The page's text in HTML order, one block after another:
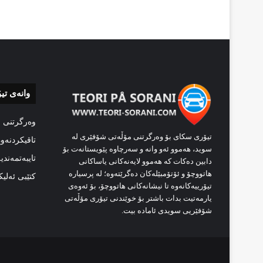
تیۆری سکای بۆ وەرگرتنی مۆڵەتی شۆفێری لە
سوید، هەموو ئەو وانە و سەرچاوە پێویستانەت بۆ
دابین دەکات کە هەموو لایەنەکانی یاساکانی
هاتووچۆ و ئۆتۆمبێلەکان دەگرێتەوە؛ لە پرسیارە
تیۆرییەکانەوە تا نیشانەکانی هاتووچۆ، بۆ ئەوەی
یارمەتیت بدات باشتر بۆ خوێندنی تیۆری مۆڵەتی
شۆفێریی سویدی ئامادە بیت.
وانەی
کتێبی